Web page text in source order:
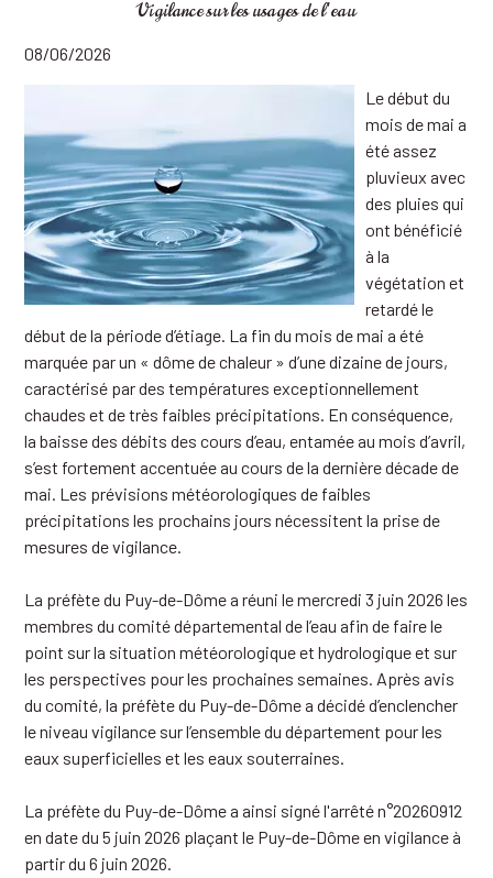
Vigilance sur les usages de l'eau
08/06/2026
Le début du
mois de mai a
été assez
pluvieux avec
des pluies qui
ont bénéficié
à la
végétation et
retardé le
début de la période d’étiage. La fin du mois de mai a été
marquée par un « dôme de chaleur » d’une dizaine de jours,
caractérisé par des températures exceptionnellement
chaudes et de très faibles précipitations. En conséquence,
la baisse des débits des cours d’eau, entamée au mois d’avril,
s’est fortement accentuée au cours de la dernière décade de
mai. Les prévisions météorologiques de faibles
précipitations les prochains jours nécessitent la prise de
mesures de vigilance.
La préfète du Puy-de-Dôme a réuni le mercredi 3 juin 2026 les
membres du comité départemental de l’eau afin de faire le
point sur la situation météorologique et hydrologique et sur
les perspectives pour les prochaines semaines. Après avis
du comité, la préfète du Puy-de-Dôme a décidé d’enclencher
le niveau vigilance sur l’ensemble du département pour les
eaux superficielles et les eaux souterraines.
La préfète du Puy-de-Dôme a ainsi signé l'arrêté n°20260912
en date du 5 juin 2026 plaçant le Puy-de-Dôme en vigilance à
partir du 6 juin 2026.